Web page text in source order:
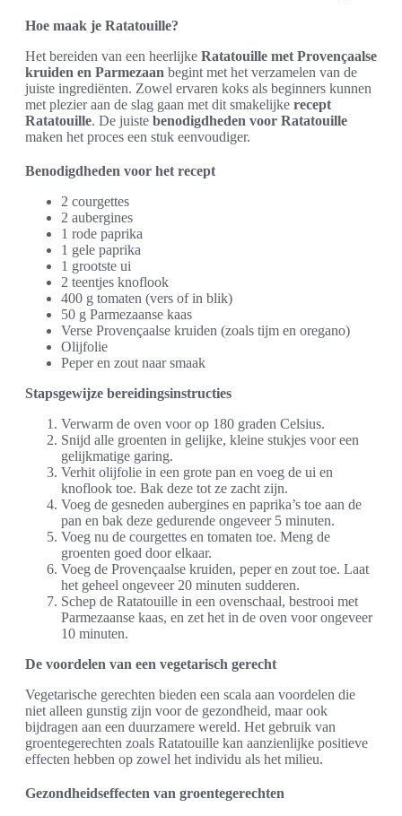
Hoe maak je Ratatouille?
Het bereiden van een heerlijke Ratatouille met Provençaalse
kruiden en Parmezaan begint met het verzamelen van de
juiste ingrediënten. Zowel ervaren koks als beginners kunnen
met plezier aan de slag gaan met dit smakelijke recept
Ratatouille. De juiste benodigdheden voor Ratatouille
maken het proces een stuk eenvoudiger.
Benodigdheden voor het recept
2 courgettes
2 aubergines
1 rode paprika
1 gele paprika
1 grootste ui
2 teentjes knoflook
400 g tomaten (vers of in blik)
50 g Parmezaanse kaas
Verse Provençaalse kruiden (zoals tijm en oregano)
Olijfolie
Peper en zout naar smaak
Stapsgewijze bereidingsinstructies
Verwarm de oven voor op 180 graden Celsius.
Snijd alle groenten in gelijke, kleine stukjes voor een
gelijkmatige garing.
Verhit olijfolie in een grote pan en voeg de ui en
knoflook toe. Bak deze tot ze zacht zijn.
Voeg de gesneden aubergines en paprika’s toe aan de
pan en bak deze gedurende ongeveer 5 minuten.
Voeg nu de courgettes en tomaten toe. Meng de
groenten goed door elkaar.
Voeg de Provençaalse kruiden, peper en zout toe. Laat
het geheel ongeveer 20 minuten sudderen.
Schep de Ratatouille in een ovenschaal, bestrooi met
Parmezaanse kaas, en zet het in de oven voor ongeveer
10 minuten.
De voordelen van een vegetarisch gerecht
Vegetarische gerechten bieden een scala aan voordelen die
niet alleen gunstig zijn voor de gezondheid, maar ook
bijdragen aan een duurzamere wereld. Het gebruik van
groentegerechten zoals Ratatouille kan aanzienlijke positieve
effecten hebben op zowel het individu als het milieu.
Gezondheidseffecten van groentegerechten